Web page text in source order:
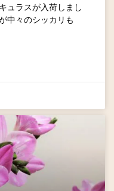
ュラスが入荷しまし
中々のシッカリも